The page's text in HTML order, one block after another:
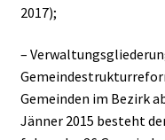
2017);
–
Gemeinden im Bezirk
Jänner 2015 besteht